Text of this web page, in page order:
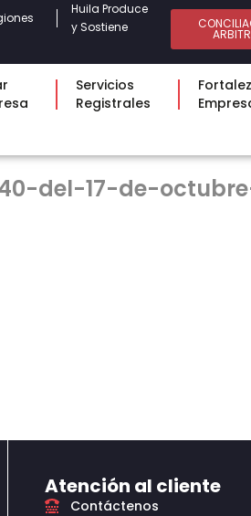
Huila Produce
y Sostiene
Servicios
Registrales
del-17-de-
Atención al cliente
Contáctenos